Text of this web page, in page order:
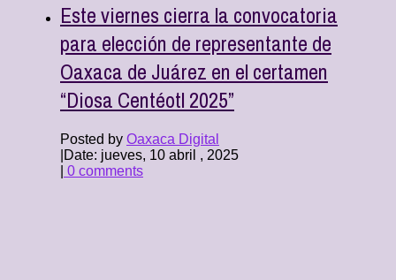
Este viernes cierra la convocatoria
para elección de representante de
Oaxaca de Juárez en el certamen
“Diosa Centéotl 2025”
Posted by Oaxaca Digital
Date: jueves, 10 abril , 2025
0 comments